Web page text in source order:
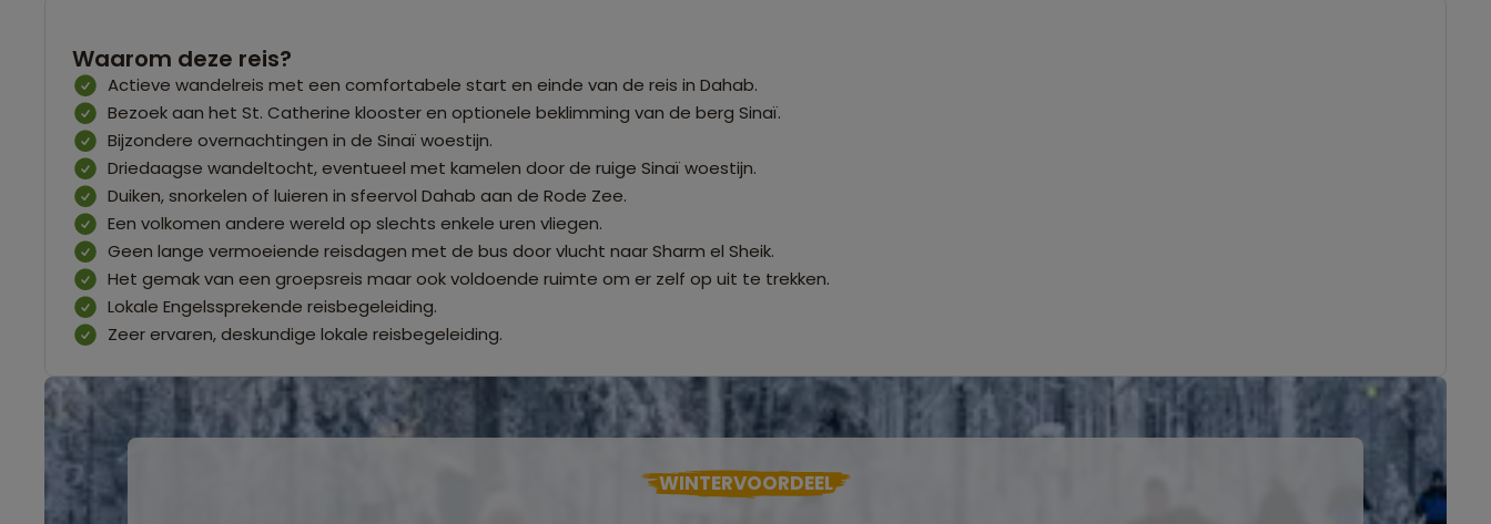
Waarom deze reis?
Actieve wandelreis met een comfortabele start en einde van de reis in Dahab.
Bezoek aan het St. Catherine klooster en optionele beklimming van de berg Sinaï.
Bijzondere overnachtingen in de Sinaï woestijn.
Driedaagse wandeltocht, eventueel met kamelen door de ruige Sinaï woestijn.
Duiken, snorkelen of luieren in sfeervol Dahab aan de Rode Zee.
Een volkomen andere wereld op slechts enkele uren vliegen.
Geen lange vermoeiende reisdagen met de bus door vlucht naar Sharm el Sheik.
Het gemak van een groepsreis maar ook voldoende ruimte om er zelf op uit te trekken.
Lokale Engelssprekende reisbegeleiding.
Zeer ervaren, deskundige lokale reisbegeleiding.
WINTERVOORDEEL